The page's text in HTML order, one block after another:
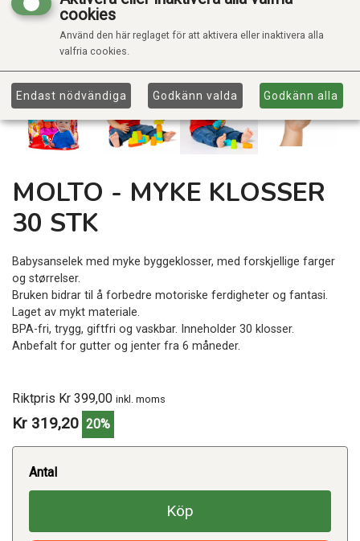
MOLTO - MYKE KLOSSER
30 STK
Babysanselek med myke byggeklosser, med forskjellige farger
og størrelser.
Bruken bidrar til å forbedre motoriske ferdigheter og fantasi.
Laget av mykt materiale.
BPA-fri, trygg, giftfri og vaskbar. Inneholder 30 klosser.
Anbefalt for gutter og jenter fra 6 måneder.
Riktpris Kr 399,00 inkl. moms
Kr 319,20 20%
Antal
Köp
cookies
Använd den här reglaget för att aktivera eller inaktivera alla
valfria cookies.
Endast nödvändiga Godkänn valda Godkänn alla